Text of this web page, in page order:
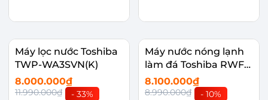
Máy lọc nước Toshiba
TWP-WA3SVN(K)
8.000.000₫
11.990.000₫ - 33%
Máy nước nóng lạnh
làm đá Toshiba RWF-
IW2469BVN(W)
8.100.000₫
8.990.000₫ - 10%